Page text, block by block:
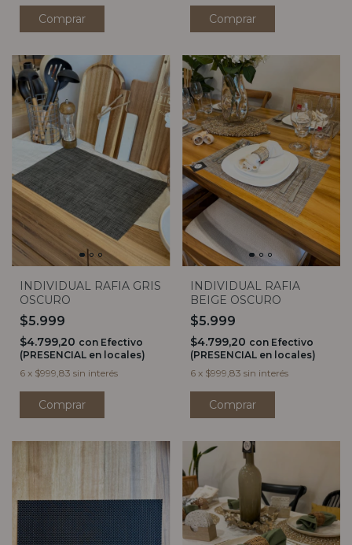
INDIVIDUAL RAFIA GRIS
OSCURO
$5.999
$4.799,20 con Efectivo
(PRESENCIAL en locales)
6 x $999,83 sin interés
INDIVIDUAL RAFIA
BEIGE OSCURO
$5.999
$4.799,20 con Efectivo
(PRESENCIAL en locales)
6 x $999,83 sin interés